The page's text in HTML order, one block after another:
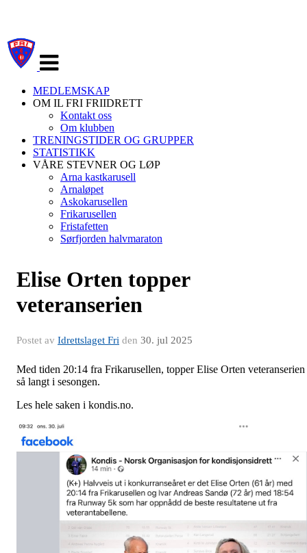
navigasjon
MEDLEMSKAP
OM IL FRI FRIIDRETT
Kontakt oss
Om klubben
TRENINGSTIDER OG GRUPPER
STATISTIKK
VÅRE STEVNER OG LØP
Arna kastkarusell
Arnaløpet
Askokarusellen
Frikarusellen
Fristafetten
Sørfjorden halvmaraton
Elise Orten topper
veteranserien
Postet av Idrettslaget Fri den 30. jul 2025
Med tiden 20:14 fra Frikarusellen, topper Elise Orten veteranserien
så langt i sesongen.
Les hele saken i kondis.no.